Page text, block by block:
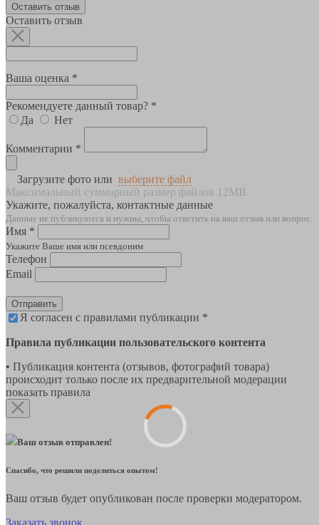
Оставить отзыв
Оставить отзыв
Ваша оценка *
Рекомендуете данный товар? *
Да
Нет
Комментарии *
Загрузите фото или выберите файл
Максимальный суммарный размер файлов 12MB
Укажите, пожалуйста, контактные данные
Данные не публикуются и нужны, чтобы ответить на ваш отзыв или вопрос
Имя *
Укажите Ваше имя или псевдоним
Телефон
Email
Отправить
Я согласен с правилами публикации *
Правила публикации пользовательского контента
• Публикация контента (отзывов, фотографий товара)
происходит только после их предварительной модерации
показать правила
Ваш отзыв отправлен!
Спасибо, что решили поделиться опытом!
Ваш отзыв будет опубликован после проверки модератором.
Заказать звонок